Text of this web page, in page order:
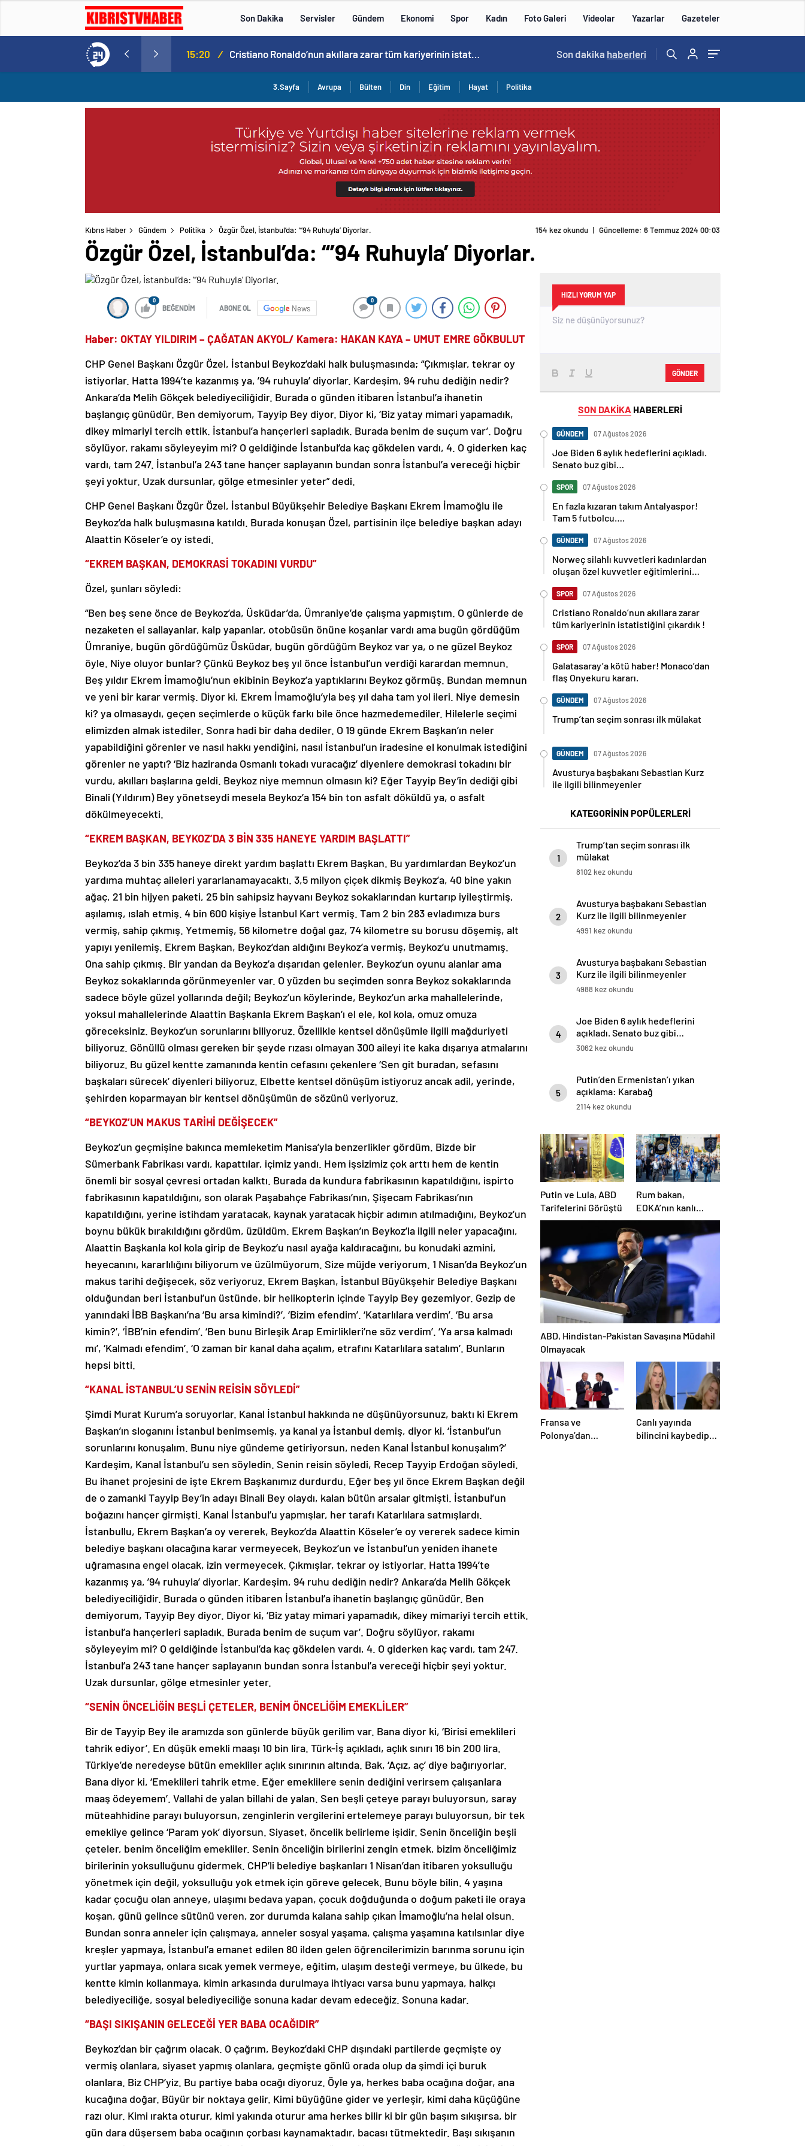
Son Dakika Servisler Gündem Ekonomi Spor Kadın Foto Galeri Videolar Yazarlar Gazeteler
Norweç silahlı kuvvetleri kadınlardan oluşan özel kuvvetler eğitimlerini başlattı. 15:20 / Cristiano Ronaldo’nun akıllara zarar tüm kariyerinin istatistiğini çıkardık ! 14:57 /
Son dakika haberleri
3.Sayfa Avrupa Bülten Din Eğitim Hayat Politika
Kıbrıs Haber Gündem Politika Özgür Özel, İstanbul’da: “’94 Ruhuyla’ Diyorlar. 154 kez okundu | Güncelleme: 6 Temmuz 2024 00:03
Özgür Özel, İstanbul’da: “’94 Ruhuyla’ Diyorlar.
0
BEĞENDİM ABONE OL News
0
Haber: OKTAY YILDIRIM – ÇAĞATAN AKYOL/ Kamera: HAKAN KAYA – UMUT EMRE GÖKBULUT
CHP Genel Başkanı Özgür Özel, İstanbul Beykoz’daki halk buluşmasında; “Çıkmışlar, tekrar oy
istiyorlar. Hatta 1994’te kazanmış ya, ’94 ruhuyla’ diyorlar. Kardeşim, 94 ruhu dediğin nedir?
Ankara’da Melih Gökçek belediyeciliğidir. Burada o günden itibaren İstanbul’a ihanetin
başlangıç günüdür. Ben demiyorum, Tayyip Bey diyor. Diyor ki, ‘Biz yatay mimari yapamadık,
dikey mimariyi tercih ettik. İstanbul’a hançerleri sapladık. Burada benim de suçum var’. Doğru
söylüyor, rakamı söyleyeyim mi? O geldiğinde İstanbul’da kaç gökdelen vardı, 4. O giderken kaç
vardı, tam 247. İstanbul’a 243 tane hançer saplayanın bundan sonra İstanbul’a vereceği hiçbir
şeyi yoktur. Uzak dursunlar, gölge etmesinler yeter” dedi.
CHP Genel Başkanı Özgür Özel, İstanbul Büyükşehir Belediye Başkanı Ekrem İmamoğlu ile
Beykoz’da halk buluşmasına katıldı. Burada konuşan Özel, partisinin ilçe belediye başkan adayı
Alaattin Köseler’e oy istedi.
“EKREM BAŞKAN, DEMOKRASİ TOKADINI VURDU”
Özel, şunları söyledi:
“Ben beş sene önce de Beykoz’da, Üsküdar’da, Ümraniye’de çalışma yapmıştım. O günlerde de
nezaketen el sallayanlar, kalp yapanlar, otobüsün önüne koşanlar vardı ama bugün gördüğüm
Ümraniye, bugün gördüğümüz Üsküdar, bugün gördüğüm Beykoz var ya, o ne güzel Beykoz
öyle. Niye oluyor bunlar? Çünkü Beykoz beş yıl önce İstanbul’un verdiği karardan memnun.
Beş yıldır Ekrem İmamoğlu’nun ekibinin Beykoz’a yaptıklarını Beykoz görmüş. Bundan memnun
ve yeni bir karar vermiş. Diyor ki, Ekrem İmamoğlu’yla beş yıl daha tam yol ileri. Niye demesin
ki? ya olmasaydı, geçen seçimlerde o küçük farkı bile önce hazmedemediler. Hilelerle seçimi
elimizden almak istediler. Sonra hadi bir daha dediler. O 19 günde Ekrem Başkan’ın neler
yapabildiğini görenler ve nasıl hakkı yendiğini, nasıl İstanbul’un iradesine el konulmak istediğini
görenler ne yaptı? ‘Biz haziranda Osmanlı tokadı vuracağız’ diyenlere demokrasi tokadını bir
vurdu, akılları başlarına geldi. Beykoz niye memnun olmasın ki? Eğer Tayyip Bey’in dediği gibi
Binali (Yıldırım) Bey yönetseydi mesela Beykoz’a 154 bin ton asfalt döküldü ya, o asfalt
dökülmeyecekti.
“EKREM BAŞKAN, BEYKOZ’DA 3 BİN 335 HANEYE YARDIM BAŞLATTI”
Beykoz’da 3 bin 335 haneye direkt yardım başlattı Ekrem Başkan. Bu yardımlardan Beykoz’un
yardıma muhtaç aileleri yararlanamayacaktı. 3,5 milyon çiçek dikmiş Beykoz’a, 40 bine yakın
ağaç, 21 bin hijyen paketi, 25 bin sahipsiz hayvanı Beykoz sokaklarından kurtarıp iyileştirmiş,
aşılamış, ıslah etmiş. 4 bin 600 kişiye İstanbul Kart vermiş. Tam 2 bin 283 evladımıza burs
vermiş, sahip çıkmış. Yetmemiş, 56 kilometre doğal gaz, 74 kilometre su borusu döşemiş, alt
yapıyı yenilemiş. Ekrem Başkan, Beykoz’dan aldığını Beykoz’a vermiş, Beykoz’u unutmamış.
Ona sahip çıkmış. Bir yandan da Beykoz’a dışarıdan gelenler, Beykoz’un oyunu alanlar ama
Beykoz sokaklarında görünmeyenler var. O yüzden bu seçimden sonra Beykoz sokaklarında
sadece böyle güzel yollarında değil; Beykoz’un köylerinde, Beykoz’un arka mahallelerinde,
yoksul mahallelerinde Alaattin Başkanla Ekrem Başkan’ı el ele, kol kola, omuz omuza
göreceksiniz. Beykoz’un sorunlarını biliyoruz. Özellikle kentsel dönüşümle ilgili mağduriyeti
biliyoruz. Gönüllü olması gereken bir şeyde rızası olmayan 300 aileyi ite kaka dışarıya atmalarını
biliyoruz. Bu güzel kentte zamanında kentin cefasını çekenlere ‘Sen git buradan, sefasını
başkaları sürecek’ diyenleri biliyoruz. Elbette kentsel dönüşüm istiyoruz ancak adil, yerinde,
şehirden koparmayan bir kentsel dönüşümün de sözünü veriyoruz.
“BEYKOZ’UN MAKUS TARİHİ DEĞİŞECEK”
Beykoz’un geçmişine bakınca memleketim Manisa’yla benzerlikler gördüm. Bizde bir
Sümerbank Fabrikası vardı, kapattılar, içimiz yandı. Hem işsizimiz çok arttı hem de kentin
önemli bir sosyal çevresi ortadan kalktı. Burada da kundura fabrikasının kapatıldığını, ispirto
fabrikasının kapatıldığını, son olarak Paşabahçe Fabrikası’nın, Şişecam Fabrikası’nın
kapatıldığını, yerine istihdam yaratacak, kaynak yaratacak hiçbir adımın atılmadığını, Beykoz’un
boynu bükük bırakıldığını gördüm, üzüldüm. Ekrem Başkan’ın Beykoz’la ilgili neler yapacağını,
Alaattin Başkanla kol kola girip de Beykoz’u nasıl ayağa kaldıracağını, bu konudaki azmini,
heyecanını, kararlılığını biliyorum ve üzülmüyorum. Size müjde veriyorum. 1 Nisan’da Beykoz’un
makus tarihi değişecek, söz veriyoruz. Ekrem Başkan, İstanbul Büyükşehir Belediye Başkanı
olduğundan beri İstanbul’un üstünde, bir helikopterin içinde Tayyip Bey gezemiyor. Gezip de
yanındaki İBB Başkanı’na ‘Bu arsa kimindi?’, ‘Bizim efendim’. ‘Katarlılara verdim’. ‘Bu arsa
kimin?’, ‘İBB’nin efendim’. ‘Ben bunu Birleşik Arap Emirlikleri’ne söz verdim’. ‘Ya arsa kalmadı
mı’, ‘Kalmadı efendim’. ‘O zaman bir kanal daha açalım, etrafını Katarlılara satalım’. Bunların
hepsi bitti.
“KANAL İSTANBUL’U SENİN REİSİN SÖYLEDİ”
Şimdi Murat Kurum’a soruyorlar. Kanal İstanbul hakkında ne düşünüyorsunuz, baktı ki Ekrem
Başkan’ın sloganını İstanbul benimsemiş, ya kanal ya İstanbul demiş, diyor ki, ‘İstanbul’un
sorunlarını konuşalım. Bunu niye gündeme getiriyorsun, neden Kanal İstanbul konuşalım?’
Kardeşim, Kanal İstanbul’u sen söyledin. Senin reisin söyledi, Recep Tayyip Erdoğan söyledi.
Bu ihanet projesini de işte Ekrem Başkanımız durdurdu. Eğer beş yıl önce Ekrem Başkan değil
de o zamanki Tayyip Bey’in adayı Binali Bey olaydı, kalan bütün arsalar gitmişti. İstanbul’un
boğazını hançer girmişti. Kanal İstanbul’u yapmışlar, her tarafı Katarlılara satmışlardı.
İstanbullu, Ekrem Başkan’a oy vererek, Beykoz’da Alaattin Köseler’e oy vererek sadece kimin
belediye başkanı olacağına karar vermeyecek, Beykoz’un ve İstanbul’un yeniden ihanete
uğramasına engel olacak, izin vermeyecek. Çıkmışlar, tekrar oy istiyorlar. Hatta 1994’te
kazanmış ya, ’94 ruhuyla’ diyorlar. Kardeşim, 94 ruhu dediğin nedir? Ankara’da Melih Gökçek
belediyeciliğidir. Burada o günden itibaren İstanbul’a ihanetin başlangıç günüdür. Ben
demiyorum, Tayyip Bey diyor. Diyor ki, ‘Biz yatay mimari yapamadık, dikey mimariyi tercih ettik.
İstanbul’a hançerleri sapladık. Burada benim de suçum var’. Doğru söylüyor, rakamı
söyleyeyim mi? O geldiğinde İstanbul’da kaç gökdelen vardı, 4. O giderken kaç vardı, tam 247.
İstanbul’a 243 tane hançer saplayanın bundan sonra İstanbul’a vereceği hiçbir şeyi yoktur.
Uzak dursunlar, gölge etmesinler yeter.
“SENİN ÖNCELİĞİN BEŞLİ ÇETELER, BENİM ÖNCELİĞİM EMEKLİLER”
Bir de Tayyip Bey ile aramızda son günlerde büyük gerilim var. Bana diyor ki, ‘Birisi emeklileri
tahrik ediyor’. En düşük emekli maaşı 10 bin lira. Türk-İş açıkladı, açlık sınırı 16 bin 200 lira.
Türkiye’de neredeyse bütün emekliler açlık sınırının altında. Bak, ‘Açız, aç’ diye bağırıyorlar.
Bana diyor ki, ‘Emeklileri tahrik etme. Eğer emeklilere senin dediğini verirsem çalışanlara
maaş ödeyemem’. Vallahi de yalan billahi de yalan. Sen beşli çeteye parayı buluyorsun, saray
müteahhidine parayı buluyorsun, zenginlerin vergilerini ertelemeye parayı buluyorsun, bir tek
emekliye gelince ‘Param yok’ diyorsun. Siyaset, öncelik belirleme işidir. Senin önceliğin beşli
çeteler, benim önceliğim emekliler. Senin önceliğin birilerini zengin etmek, bizim önceliğimiz
birilerinin yoksulluğunu gidermek. CHP’li belediye başkanları 1 Nisan’dan itibaren yoksulluğu
yönetmek için değil, yoksulluğu yok etmek için göreve gelecek. Bunu böyle bilin. 4 yaşına
kadar çocuğu olan anneye, ulaşımı bedava yapan, çocuk doğduğunda o doğum paketi ile oraya
koşan, günü gelince sütünü veren, zor durumda kalana sahip çıkan İmamoğlu’na helal olsun.
Bundan sonra anneler için çalışmaya, anneler sosyal yaşama, çalışma yaşamına katılsınlar diye
kreşler yapmaya, İstanbul’a emanet edilen 80 ilden gelen öğrencilerimizin barınma sorunu için
yurtlar yapmaya, onlara sıcak yemek vermeye, eğitim, ulaşım desteği vermeye, bu ülkede, bu
kentte kimin kollanmaya, kimin arkasında durulmaya ihtiyacı varsa bunu yapmaya, halkçı
belediyeciliğe, sosyal belediyeciliğe sonuna kadar devam edeceğiz. Sonuna kadar.
“BAŞI SIKIŞANIN GELECEĞİ YER BABA OCAĞIDIR”
Beykoz’dan bir çağrım olacak. O çağrım, Beykoz’daki CHP dışındaki partilerde geçmişte oy
vermiş olanlara, siyaset yapmış olanlara, geçmişte gönlü orada olup da şimdi içi buruk
olanlara. Biz CHP’yiz. Bu partiye baba ocağı diyoruz. Öyle ya, herkes baba ocağına doğar, ana
kucağına doğar. Büyür bir noktaya gelir. Kimi büyüğüne gider ve yerleşir, kimi daha küçüğüne
razı olur. Kimi ırakta oturur, kimi yakında oturur ama herkes bilir ki bir gün başım sıkışırsa, bir
gün dara düşersem baba ocağının çorbası kaynamaktadır, bacası tütmektedir. Başı sıkışanın
HIZLI YORUM YAP
GÖNDER
SON DAKİKA HABERLERİ
GÜNDEM 07 Ağustos 2026
Joe Biden 6 aylık hedeflerini açıkladı.
Senato buz gibi…
SPOR 07 Ağustos 2026
En fazla kızaran takım Antalyaspor!
Tam 5 futbolcu….
GÜNDEM 07 Ağustos 2026
Norweç silahlı kuvvetleri kadınlardan
oluşan özel kuvvetler eğitimlerini
SPOR 07 Ağustos 2026
Cristiano Ronaldo’nun akıllara zarar
tüm kariyerinin istatistiğini çıkardık !
SPOR 07 Ağustos 2026
Galatasaray’a kötü haber! Monaco’dan
flaş Onyekuru kararı.
GÜNDEM 07 Ağustos 2026
Trump’tan seçim sonrası ilk mülakat
GÜNDEM 07 Ağustos 2026
Avusturya başbakanı Sebastian Kurz
ile ilgili bilinmeyenler
KATEGORİNİN POPÜLERLERİ
1
Trump’tan seçim sonrası ilk
mülakat
8102 kez okundu
2
Avusturya başbakanı Sebastian
Kurz ile ilgili bilinmeyenler
4991 kez okundu
3
Avusturya başbakanı Sebastian
Kurz ile ilgili bilinmeyenler
4988 kez okundu
4
Joe Biden 6 aylık hedeflerini
açıkladı. Senato buz gibi…
3062 kez okundu
5
Putin’den Ermenistan’ı yıkan
açıklama: Karabağ
Azerbaycan’ın ayrılmaz bir
2114 kez okundu
Putin ve Lula, ABD
Tarifelerini Görüştü
Rum bakan,
EOKA’nın kanlı
mirasına sahip çıkıp
Girne’yi hedef
gösterdi
ABD, Hindistan-Pakistan Savaşına Müdahil
Olmayacak
Fransa ve
Polonya’dan
Canlı yayında
bilincini kaybedip